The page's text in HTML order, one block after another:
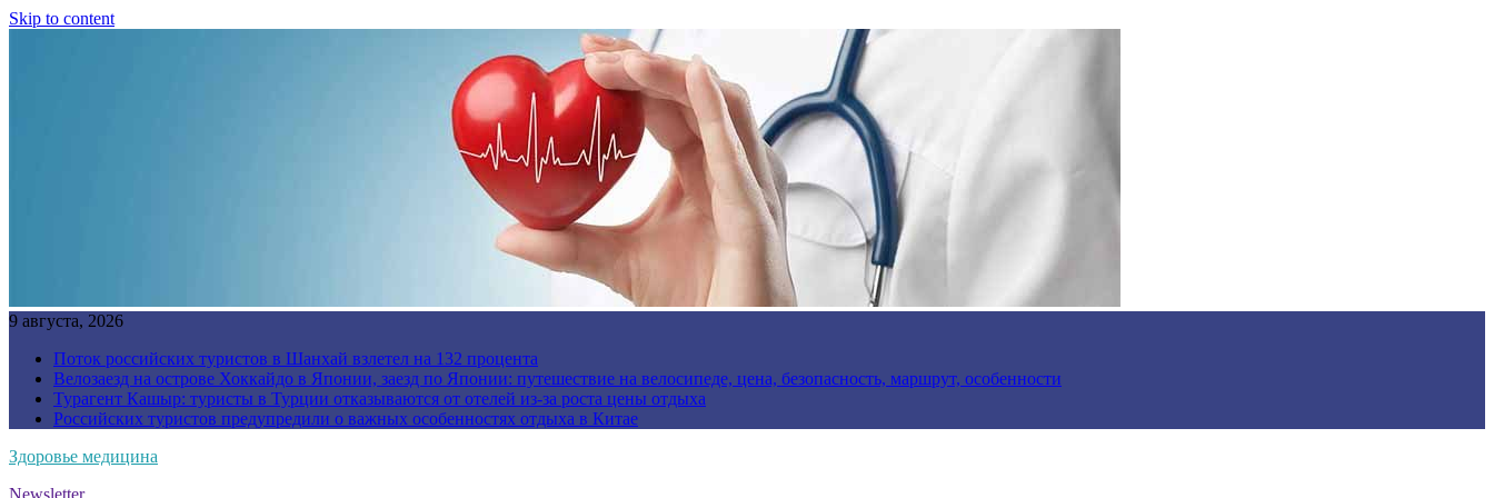
Skip to content
9 августа, 2026
Поток российских туристов в Шанхай взлетел на 132 процента
Велозаезд на острове Хоккайдо в Японии, заезд по Японии: путешествие на велосипеде, цена, безопасность, маршрут, особенности
Турагент Кашыр: туристы в Турции отказываются от отелей из-за роста цены отдыха
Российских туристов предупредили о важных особенностях отдыха в Китае
Здоровье медицина
Newsletter